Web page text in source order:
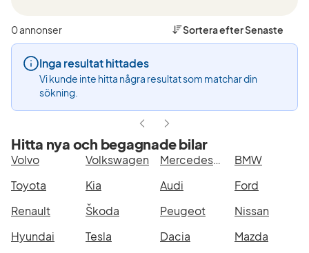
0 annonser Sortera efterSenaste
Inga resultat hittades
Vi kunde inte hitta några resultat som matchar din
sökning.
Hitta nya och begagnade bilar
Volvo Volkswagen Mercedes-Benz
BMW
Toyota
Kia Audi
Ford
Renault
Škoda Peugeot
Nissan
Hyundai
Tesla Dacia
Mazda